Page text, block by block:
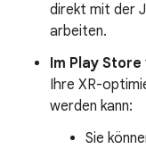
direkt mit der
arbeiten.
Im Play
Ihre XR-
werden kann:
Sie